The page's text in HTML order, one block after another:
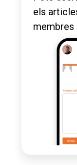
els
membres